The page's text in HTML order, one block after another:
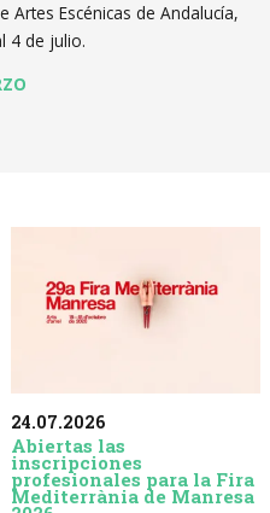
Artes Escénicas de Andalucía,
4 de julio.
24.07.2026
Abiertas las
inscripciones
profesionales para la Fira
Mediterrània de Manresa